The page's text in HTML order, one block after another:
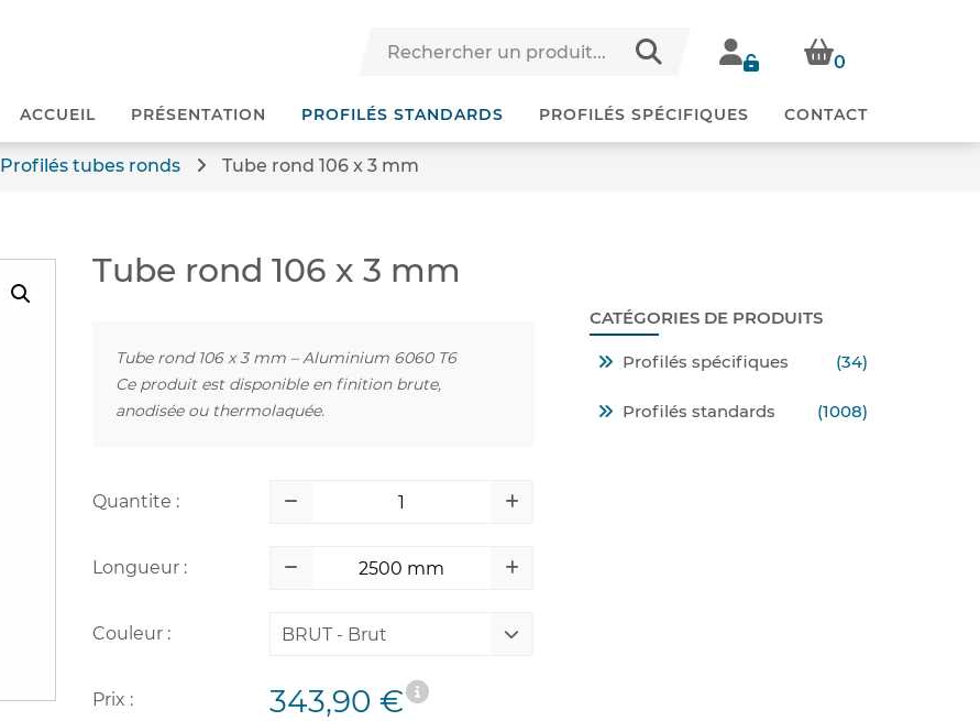
0
ACCUEIL PRÉSENTATION PROFILÉS STANDARDS PROFILÉS SPÉCIFIQUES CONTACT
Profilés tubes ronds Tube rond 106 x 3 mm
Tube rond 106 x 3 mm
Tube rond 106 x 3 mm – Aluminium 6060 T6
Ce produit est disponible en finition brute,
anodisée ou thermolaquée.
Quantite :
Longueur :
Couleur : BRUT - Brut
Prix : 343,90 €
CATÉGORIES DE PRODUITS
Profilés spécifiques (34)
Profilés standards (1008)